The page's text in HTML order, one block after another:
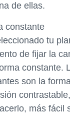
de ellas.
constante
tu
de fijar la
constante.
son la
más fácil